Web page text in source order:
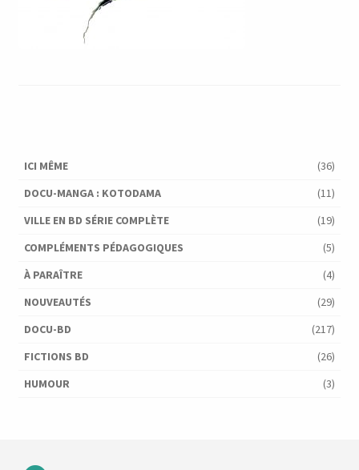
ICI MÊME
(36)
DOCU-MANGA : KOTODAMA
(11)
VILLE EN BD SÉRIE COMPLÈTE
(19)
COMPLÉMENTS PÉDAGOGIQUES
(5)
À PARAÎTRE
(4)
NOUVEAUTÉS
(29)
DOCU-BD
(217)
FICTIONS BD
(26)
HUMOUR
(3)